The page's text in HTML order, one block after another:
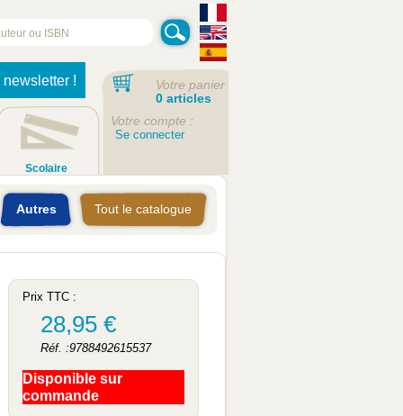
newsletter !
Scolaire
Votre panier
0 articles
Votre compte :
Se connecter
Autres Tout le catalogue
Prix TTC :
28,95 €
Réf. :9788492615537
Disponible sur
commande